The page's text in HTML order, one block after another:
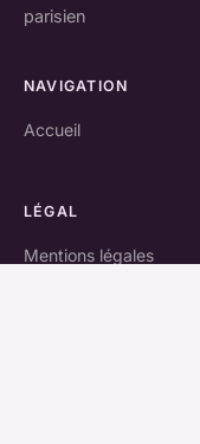
parisien
NAVIGATION
Accueil
LÉGAL
Mentions légales